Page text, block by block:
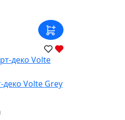
Volte Grey